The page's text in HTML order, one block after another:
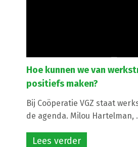
Hoe kunnen we van
positiefs maken?
Bij Coöperatie VGZ staat
de agenda. Milou Hartelman,
Lees verder